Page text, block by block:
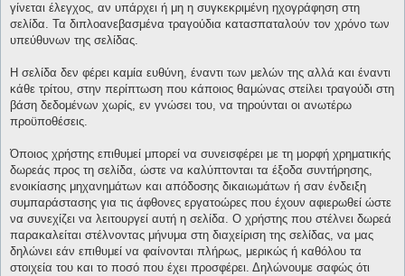
γίνεται έλεγχος, αν υπάρχει ή μη η συγκεκριμένη ηχογράφηση στη
σελίδα. Τα διπλοανεβασμένα τραγούδια κατασπαταλούν τον χρόνο των
υπεύθυνων της σελίδας.
Η σελίδα δεν φέρει καμία ευθύνη, έναντι των μελών της αλλά και έναντι
κάθε τρίτου, στην περίπτωση που κάποιος θαμώνας στείλει τραγούδι στη
βάση δεδομένων χωρίς, εν γνώσει του, να τηρούνται οι ανωτέρω
προϋποθέσεις.
Όποιος χρήστης επιθυμεί μπορεί να συνεισφέρει με τη μορφή χρηματικής
δωρεάς προς τη σελίδα, ώστε να καλύπτονται τα έξοδα συντήρησης,
ενοικίασης μηχανημάτων και απόδοσης δικαιωμάτων ή σαν ένδειξη
συμπαράστασης για τις άφθονες εργατοώρες που έχουν αφιερωθεί ώστε
να συνεχίζει να λειτουργεί αυτή η σελίδα. Ο χρήστης που στέλνει δωρεά
παρακαλείται στέλνοντας μήνυμα στη διαχείριση της σελίδας, να μας
δηλώνει εάν επιθυμεί να φαίνονται πλήρως, μερικώς ή καθόλου τα
στοιχεία του και το ποσό που έχει προσφέρει. Δηλώνουμε σαφώς ότι